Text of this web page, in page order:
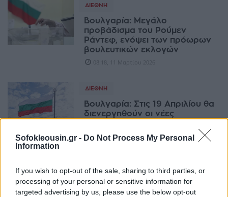
Sofokleousin.gr - Do Not Process My Personal
Information
If you wish to opt-out of the sale, sharing to third parties, or
processing of your personal or sensitive information for
targeted advertising by us, please use the below opt-out
ΔΙΕΘΝΉ
Βουλγαρία: Μεγάλο
προβάδισμα του Ρούμεν
Ράντεφ, ενόψει των πρόωρων
βουλευτικών εκλογών
08:18, 11 Μαρτίου 2026
ΔΙΕΘΝΉ
Βουλγαρία: Στις 19 Απριλίου θα
διενεργηθούν οι νέες
12:57, 18 Φεβρουαρίου 2026
Πρόσφορο το έδαφος για